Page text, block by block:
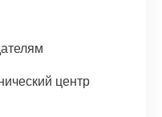
центр